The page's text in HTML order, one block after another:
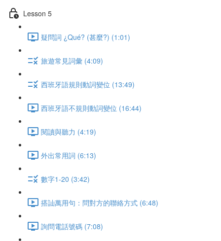
Lesson 5
疑問詞 ¿Qué? (甚麼?) (1:01)
旅遊常見詞彙 (4:09)
西班牙語規則動詞變位 (13:49)
西班牙語不規則動詞變位 (16:44)
閱讀與聽力 (4:19)
外出常用詞 (6:13)
數字1-20 (3:42)
搭訕萬用句：問對方的聯絡方式 (6:48)
詢問電話號碼 (7:08)